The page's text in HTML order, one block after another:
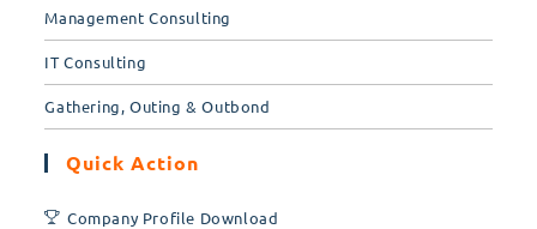
Management Consulting
IT Consulting
Gathering, Outing & Outbond
Quick Action
Company Profile Download